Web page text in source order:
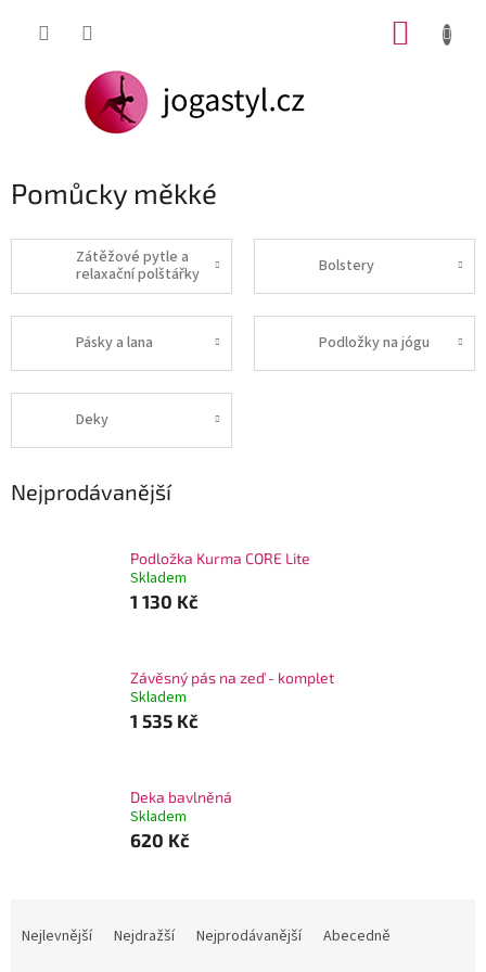
Pomůcky měkké
Zátěžové pytle a
relaxační polštářky
Bolstery
Pásky a lana Podložky na jógu
Deky
Nejprodávanější
Podložka Kurma CORE Lite
Skladem
1 130 Kč
Závěsný pás na zeď - komplet
Skladem
1 535 Kč
Deka bavlněná
Skladem
620 Kč
Nejlevnější Nejdražší Nejprodávanější Abecedně